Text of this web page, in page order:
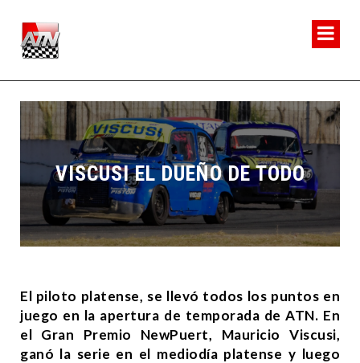
VISCUSI EL DUEÑO DE TODO
El piloto platense, se llevó todos los puntos en
juego en la apertura de temporada de ATN. En
el Gran Premio NewPuert, Mauricio Viscusi,
ganó la serie en el mediodía platense y luego